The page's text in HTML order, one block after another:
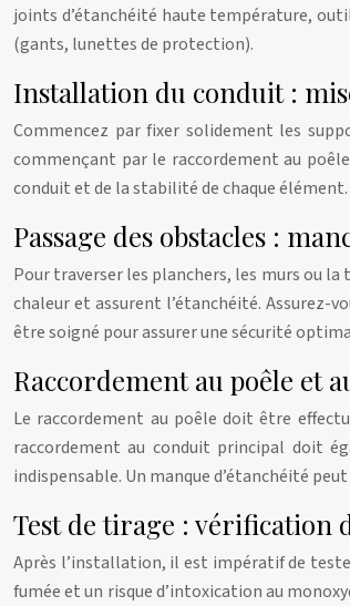
joints d’étanchéité haute température,
(gants, lunettes de protection).
Installation du conduit :
Commencez par fixer solidement les
commençant par le raccordement au
conduit et de la stabilité de chaque
Passage des obstacles :
Pour traverser les planchers, les murs ou
chaleur et assurent l’étanchéité. Assurez-
être soigné pour assurer une sécurité
Raccordement au poêle et
Le raccordement au poêle doit être
raccordement au conduit principal doit
indispensable. Un manque d’étanchéité
Test de tirage : vérification
Après l’installation, il est impératif de
fumée et un risque d’intoxication au